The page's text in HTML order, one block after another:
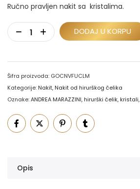
Ručno pravljen nakit sa kristalima.
DODAJ U KORPU
Šifra proizvoda: GOCNVFUCLM
Kategorije: Nakit, Nakit od hirurškog čelika
Oznake:ANDREA MARAZZINI, hirurški čelik, kristali,
Opis